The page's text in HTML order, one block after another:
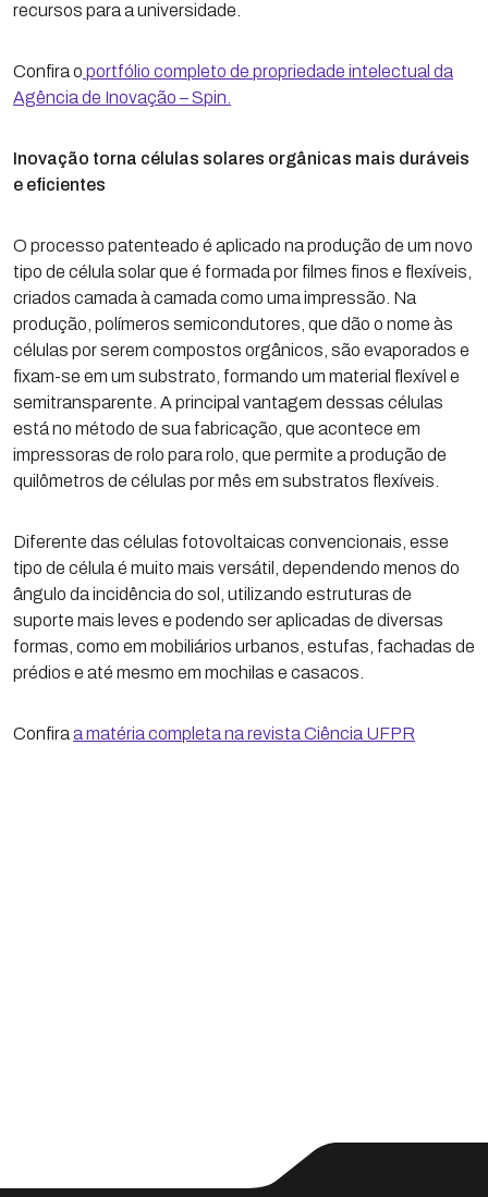
recursos para a universidade.
Confira o portfólio completo de propriedade intelectual da
Agência de Inovação – Spin.
Inovação torna células solares orgânicas mais duráveis
e eficientes
O processo patenteado é aplicado na produção de um novo
tipo de célula solar que é formada por filmes finos e flexíveis,
criados camada à camada como uma impressão. Na
produção, polímeros semicondutores, que dão o nome às
células por serem compostos orgânicos, são evaporados e
fixam-se em um substrato, formando um material flexível e
semitransparente. A principal vantagem dessas células
está no método de sua fabricação, que acontece em
impressoras de rolo para rolo, que permite a produção de
quilômetros de células por mês em substratos flexíveis.
Diferente das células fotovoltaicas convencionais, esse
tipo de célula é muito mais versátil, dependendo menos do
ângulo da incidência do sol, utilizando estruturas de
suporte mais leves e podendo ser aplicadas de diversas
formas, como em mobiliários urbanos, estufas, fachadas de
prédios e até mesmo em mochilas e casacos.
Confira a matéria completa na revista Ciência UFPR